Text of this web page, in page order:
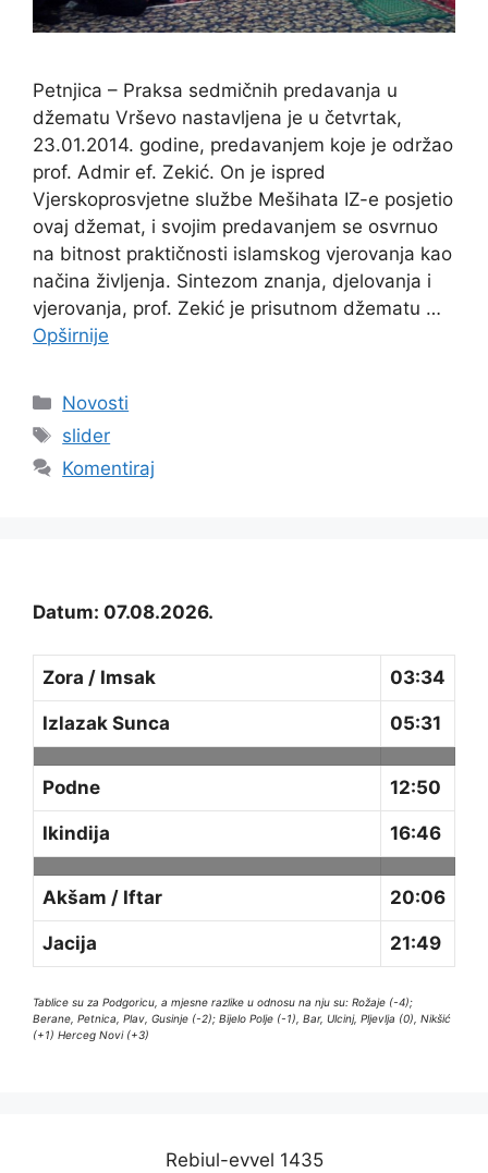
Petnjica – Praksa sedmičnih predavanja u
džematu Vrševo nastavljena je u četvrtak,
23.01.2014. godine, predavanjem koje je održao
prof. Admir ef. Zekić. On je ispred
Vjerskoprosvjetne službe Mešihata IZ-e posjetio
ovaj džemat, i svojim predavanjem se osvrnuo
na bitnost praktičnosti islamskog vjerovanja kao
načina življenja. Sintezom znanja, djelovanja i
vjerovanja, prof. Zekić je prisutnom džematu …
Opširnije
Kategorije
Novosti
Oznake
slider
Komentiraj
Datum: 07.08.2026.
Zora / Imsak 03:34
Izlazak Sunca 05:31
Podne 12:50
Ikindija 16:46
Akšam / Iftar 20:06
Jacija 21:49
Tablice su za Podgoricu, a mjesne razlike u odnosu na nju su: Rožaje (-4);
Berane, Petnica, Plav, Gusinje (-2); Bijelo Polje (-1), Bar, Ulcinj, Pljevlja (0), Nikšić
(+1) Herceg Novi (+3)
Rebiul-evvel 1435